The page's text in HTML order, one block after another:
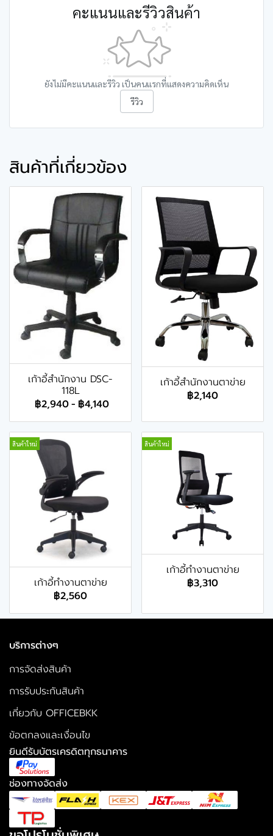
คะแนนและรีวิวสินค้า
ยังไม่มีคะแนนและรีวิว เป็นคนแรกที่แสดงความคิดเห็น
รีวิว
สินค้าที่เกี่ยวข้อง
เก้าอี้สำนักงาน DSC-
118L
฿2,940- ฿4,140
เก้าอี้สำนักงานตาข่าย
฿2,140
สินค้าใหม่
เก้าอี้ทำงานตาข่าย
฿2,560
สินค้าใหม่
เก้าอี้ทำงานตาข่าย
฿3,310
บริการต่างๆ
การจัดส่งสินค้า
การรับประกันสินค้า
เกี่ยวกับ OFFICEBKK
ข้อตกลงและเงื่อนไข
ยินดีรับบัตรเครดิตทุกธนาคาร
ช่องทางจัดส่ง